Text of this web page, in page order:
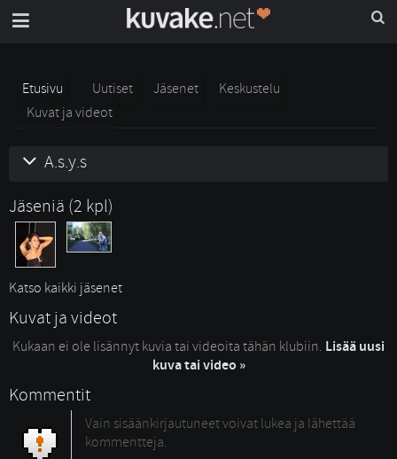
Etusivu Uutiset Jäsenet
Keskustelu
Kuvat ja videot
A.s.y.s
Jäseniä (2 kpl)
Katso kaikki jäsenet
Kuvat ja videot
Kukaan ei ole lisännyt kuvia tai videoita tähän klubiin. Lisää uusi
kuva tai video »
Kommentit
Vain sisäänkirjautuneet voivat lukea ja lähettää
kommentteja.